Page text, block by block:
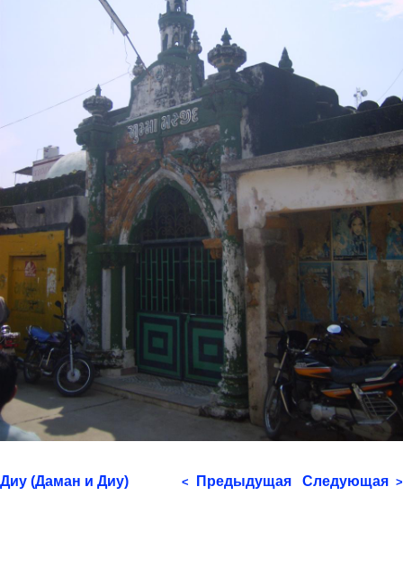
Диу (Даман и Диу) < Предыдущая Следующая >